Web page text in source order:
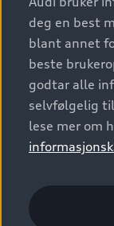
SUV
Stasjonsvogn
Sportback
S/RS
Konseptbiler
Biler på lager
Finn forhandler
Bestill
Kontakt
Bilgarantier
Behold
Audi Originalt
Digitale
Audi digitale
Audi connect
Functions on
Kom i gang
Audi Norge
Kundeservice
Audi Driving
© 2026 AUDI
Imprint
deg en best
blant annet
beste
godtar alle
selvfølgelig
lese mer om